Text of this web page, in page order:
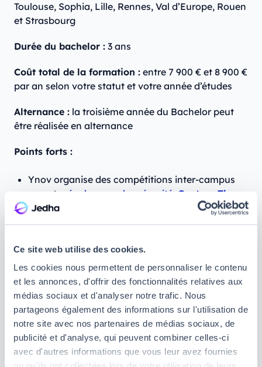
Ce site web utilise des cookies.
Les cookies nous permettent de personnaliser le contenu
et les annonces, d'offrir des fonctionnalités relatives aux
médias sociaux et d'analyser notre trafic. Nous
partageons également des informations sur l'utilisation de
notre site avec nos partenaires de médias sociaux, de
publicité et d'analyse, qui peuvent combiner celles-ci
avec d'autres informations que vous leur avez fournies
Toulouse, Sophia, Lille, Rennes, Val d’Europe, Rouen
et Strasbourg
Durée du bachelor : 3 ans
Coût total de la formation : entre 7 900 € et 8 900 €
par an selon votre statut et votre année d’études
Alternance : la troisième année du Bachelor peut
être réalisée en alternance
Points forts :
Ynov organise des compétitions inter-campus
ou entre
écoles en cybersécurité Capture The
Flag(CTF), Simulations de cyberattaquesPurple
Pill,Challenge European Cyber Cup… Cela vous
manière concrète et ludique !
Les élèves d'Ynov bénéficient d'un accès illimité
et gratuit à une plateforme dédiée pour
s'entraîner en cybersécurité.
L'école a des partenariats privilégiés avec de
nombreuses grandes entreprises françaises ce
qui facilite votre insertion professionnelle.